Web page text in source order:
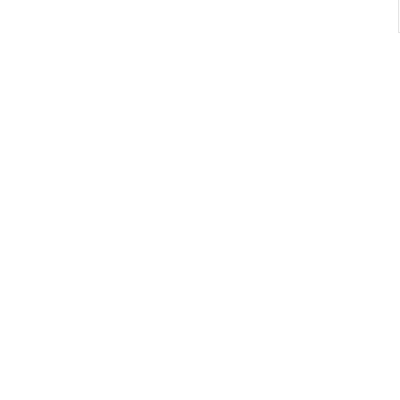
管理头发和皮肤的消费者而设计的产品。” ◆“口腔内·吞咽两次清新”……东亚制药推